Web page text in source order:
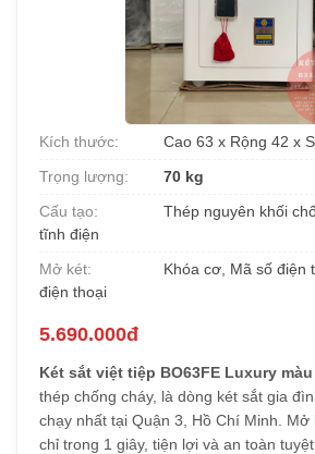
Kích thước:
Cao 63 x Rộng 42 x
Trọng lượng:
70 kg
Cấu tạo:
Thép nguyên khối
tĩnh điện
Mở két:
Khóa cơ, Mã số điện
điện thoại
5.690.000đ
Két sắt việt tiệp BO63FE Luxury
thép chống cháy, là dòng két sắt gia
chạy nhất tại Quận 3, Hồ Chí Minh. Mở
chỉ trong 1 giây, tiện lợi và an toàn